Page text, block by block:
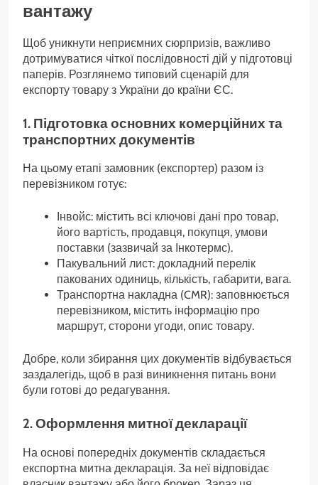
вантажу
Щоб уникнути неприємних сюрпризів, важливо
дотримуватися чіткої послідовності дій у підготовці
паперів. Розглянемо типовий сценарій для
експорту товару з України до країни ЄС.
1. Підготовка основних комерційних та
транспортних документів
На цьому етапі замовник (експортер) разом із
перевізником готує:
Інвойс: містить всі ключові дані про товар,
його вартість, продавця, покупця, умови
поставки (зазвичай за Інкотермс).
Пакувальний лист: докладний перелік
пакованих одиниць, кількість, габарити, вага.
Транспортна накладна (CMR): заповнюється
перевізником, містить інформацію про
маршрут, сторони угоди, опис товару.
Добре, коли збирання цих документів відбувається
заздалегідь, щоб в разі виникнення питань вони
були готові до редагування.
2. Оформлення митної декларації
На основі попередніх документів складається
експортна митна декларація. За неї відповідає